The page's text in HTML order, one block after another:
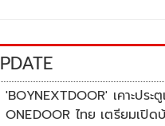
k
'BOYNEXTDOOR' เคาะประ
ONEDOOR ไทย เตรียมเปิด